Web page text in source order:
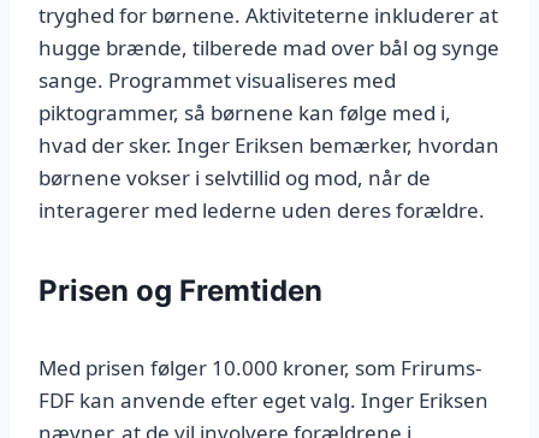
tryghed for børnene. Aktiviteterne inkluderer at
hugge brænde, tilberede mad over bål og synge
sange. Programmet visualiseres med
piktogrammer, så børnene kan følge med i,
hvad der sker. Inger Eriksen bemærker, hvordan
børnene vokser i selvtillid og mod, når de
interagerer med lederne uden deres forældre.
Prisen og Fremtiden
Med prisen følger 10.000 kroner, som Frirums-
FDF kan anvende efter eget valg. Inger Eriksen